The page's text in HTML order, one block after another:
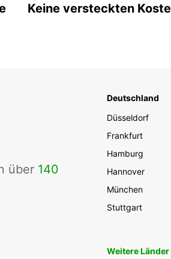
Keine versteckten
über 140
Deutschland
Düsseldorf
Frankfurt
Hamburg
Hannover
München
Stuttgart
Weitere Länder